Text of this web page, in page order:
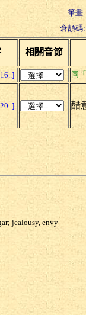
筆畫:
倉頡碼:
相關音節
同
醋
jealousy, envy